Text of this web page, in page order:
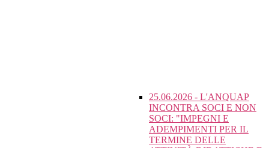
25.06.2026 - L'ANQUAP
INCONTRA SOCI E NON
SOCI: "IMPEGNI E
ADEMPIMENTI PER IL
TERMINE DELLE